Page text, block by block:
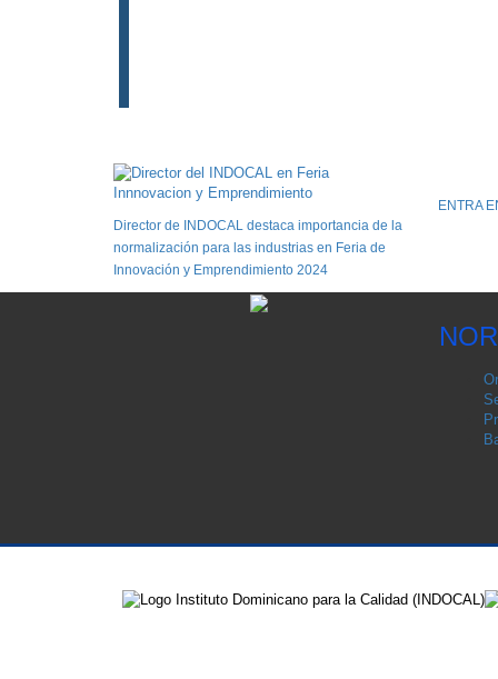
Director de INDOCAL destaca importancia de la
normalización para las industrias en Feria de
Innovación y Emprendimiento 2024
ENTRA